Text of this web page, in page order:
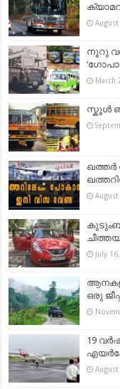
നൂറു
March
സ്കൂൾ
ഖത്തര്‍
July
ഒരു
19